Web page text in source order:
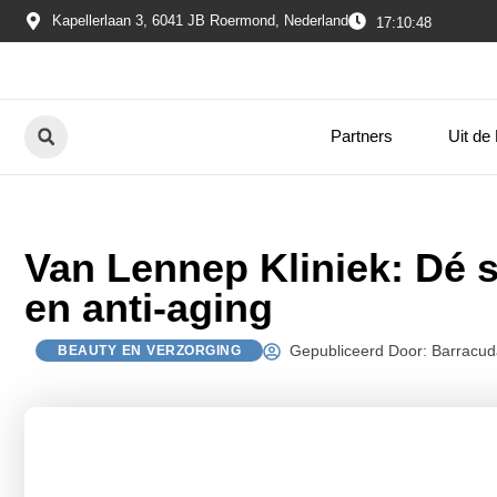
Kapellerlaan 3, 6041 JB Roermond, Nederland 17:10:48
Partners Uit de
Van Lennep Kliniek: Dé
en anti-aging
BEAUTY EN VERZORGING Gepubliceerd Door: